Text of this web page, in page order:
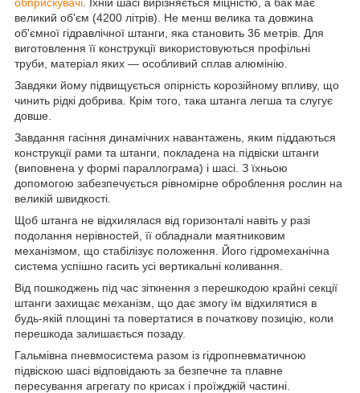
великий об'єм (4200 літрів). Не менш велика та довжина
об'ємної гідравлічної штанги, яка становить 36 метрів. Для
виготовлення її конструкції використовуються профільні
труби, матеріал яких — особливий сплав алюмінію.
Завдяки йому підвищується опірність корозійному впливу, що
чинить рідкі добрива. Крім того, така штанга легша та слугує
довше.
Завдання гасіння динамічних навантажень, яким піддаються
конструкції рами та штанги, покладена на підвіски штанги
(виповнена у формі параллограма) і шасі. З їхньою
допомогою забезпечується рівномірне оброблення рослин на
великій швидкості.
Щоб штанга не відхилялася від горизонталі навіть у разі
подолання нерівностей, її обладнали маятниковим
механізмом, що стабілізує положення. Його гідромеханічна
система успішно гасить усі вертикальні коливання.
Від пошкоджень під час зіткнення з перешкодою крайні секції
штанги захищає механізм, що дає змогу їм відхилятися в
будь-якій площині та повертатися в початкову позицію, коли
перешкода залишається позаду.
Гальмівна пневмосистема разом із гідропневматичною
підвіскою шасі відповідають за безпечне та плавне
пересування агрегату по крисах і проїжджій частині.